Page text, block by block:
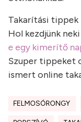
Takarítási tippek
Hol kezdjünk
e egy kimerítő
Szuper tippeket
ismert online
FELMOSÓRONGY